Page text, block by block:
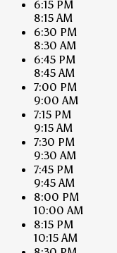
6:15 PM
8:15 AM
6:30 PM
8:30 AM
6:45 PM
8:45 AM
7:00 PM
9:00 AM
7:15 PM
9:15 AM
7:30 PM
9:30 AM
7:45 PM
9:45 AM
8:00 PM
10:00 AM
8:15 PM
10:15 AM